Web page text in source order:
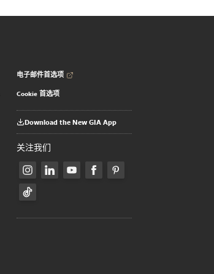
电子邮件首选项
Cookie 首选项
Download the New GIA App
关注我们